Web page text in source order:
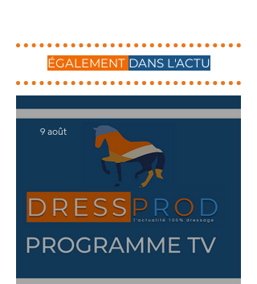
ÉGALEMENT DANS L'ACTU
9 août